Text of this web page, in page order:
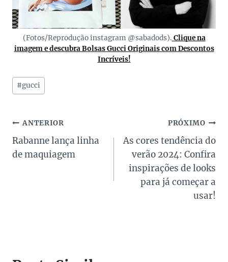
(Fotos/Reprodução instagram @sabadods). Clique na
imagem e descubra Bolsas Gucci Originais com Descontos
Incríveis!
Tags
do
#gucci
Navegação
de
ANTERIOR
Rabanne lança linha
de maquiagem
PRÓXIMO
As cores tendência do
verão 2024: Confira
inspirações de looks
para já começar a
usar!